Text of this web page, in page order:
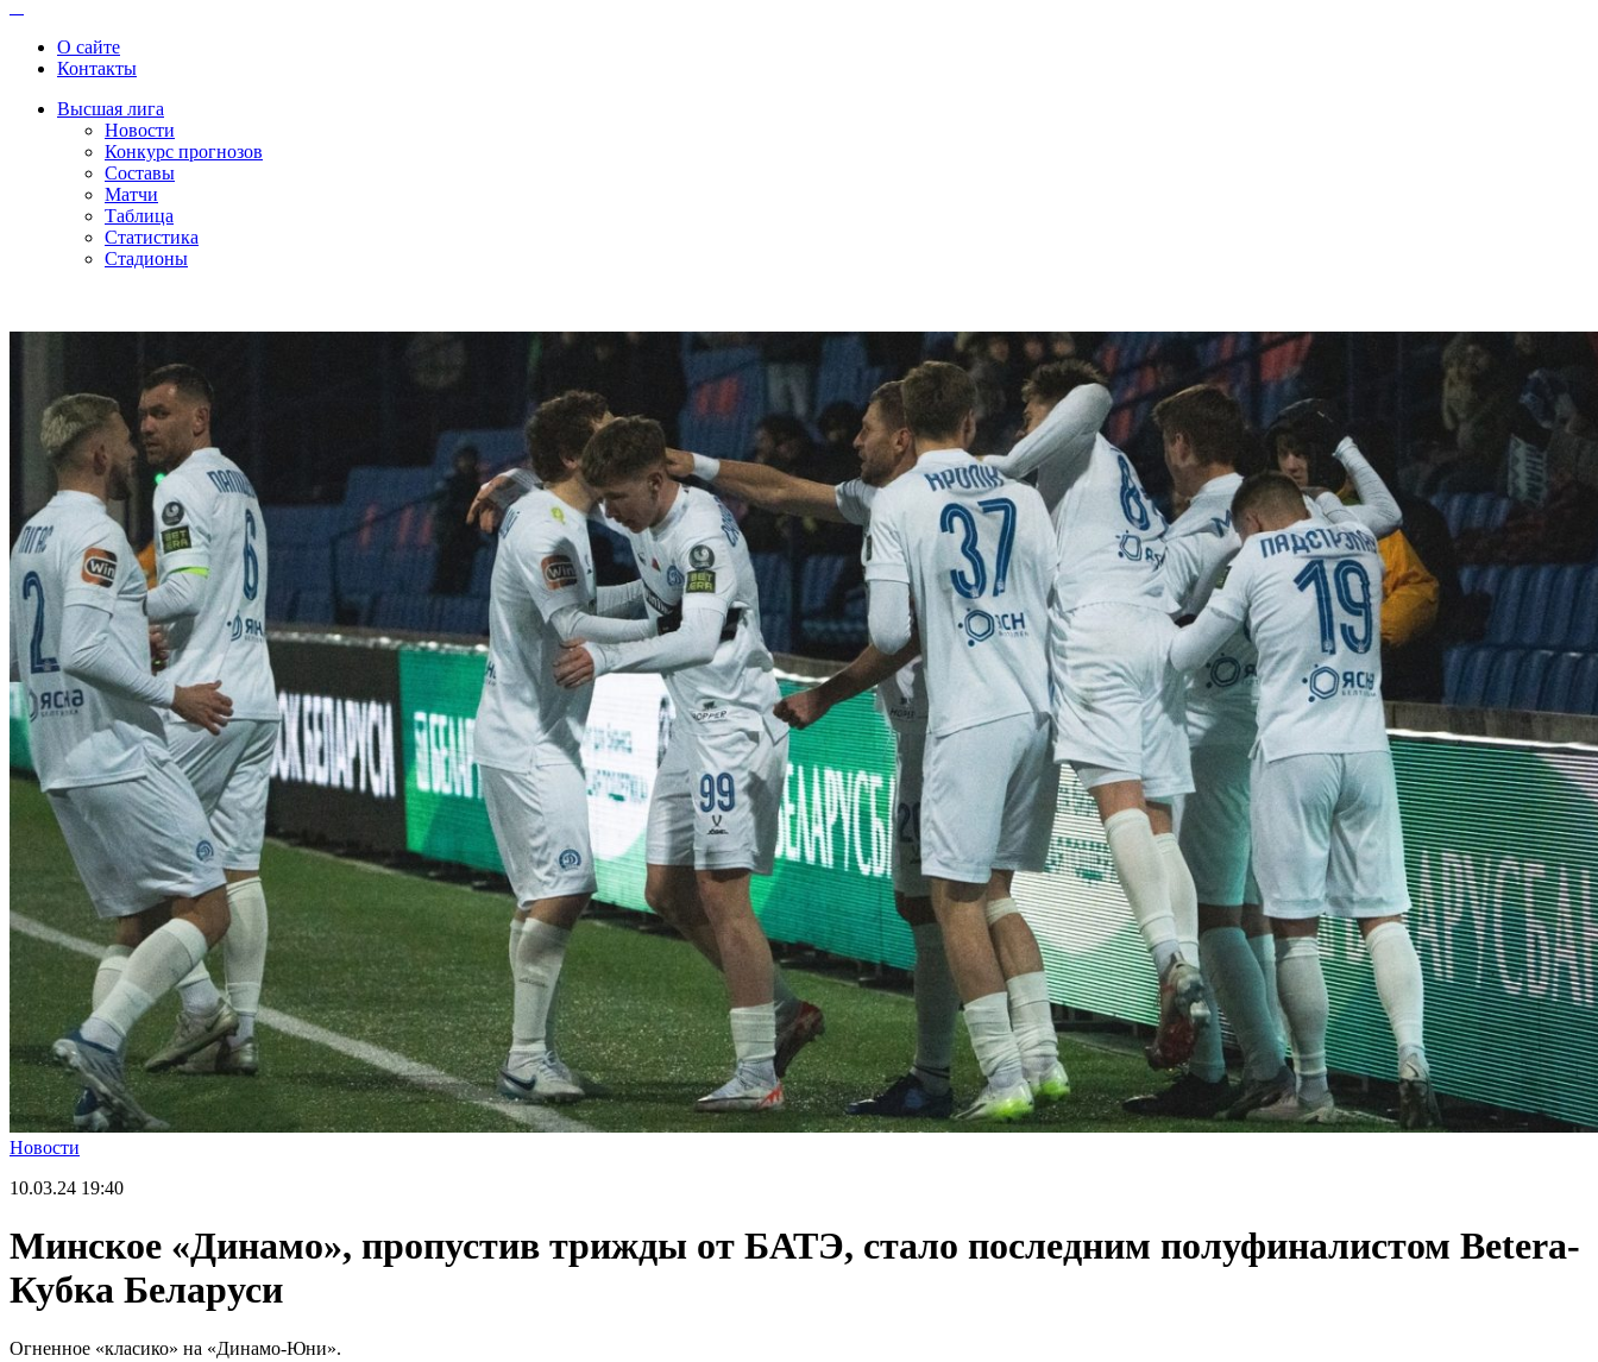
О сайте
Контакты
Высшая лига
Новости
Конкурс прогнозов
Составы
Матчи
Таблица
Статистика
Стадионы
Новости
10.03.24 19:40
Минское «Динамо», пропустив трижды от БАТЭ, стало последним полуфиналистом Betera-
Кубка Беларуси
Огненное «класико» на «Динамо-Юни».